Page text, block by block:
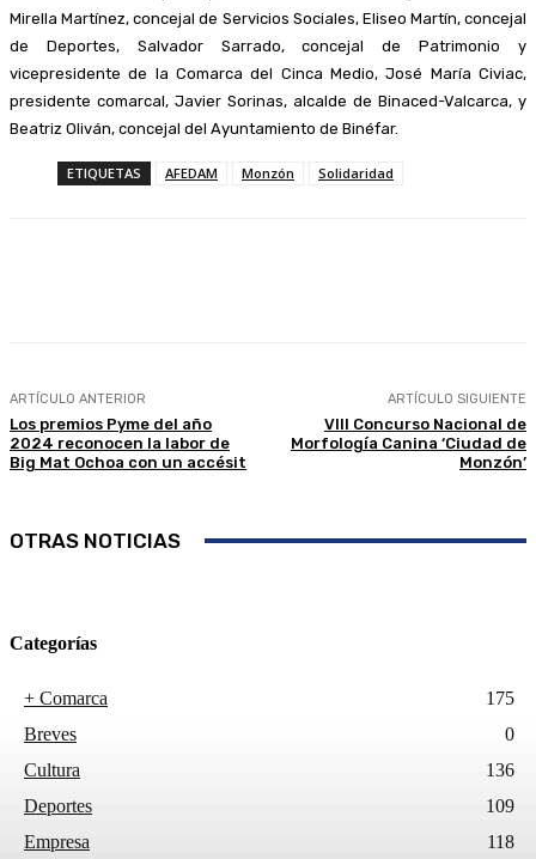
Mirella Martínez, concejal de Servicios Sociales, Eliseo Martín, concejal
de Deportes, Salvador Sarrado, concejal de Patrimonio y
vicepresidente de la Comarca del Cinca Medio, José María Civiac,
presidente comarcal, Javier Sorinas, alcalde de Binaced-Valcarca, y
Beatriz Oliván, concejal del Ayuntamiento de Binéfar.
ETIQUETAS AFEDAM Monzón Solidaridad
ARTÍCULO ANTERIOR
Los premios Pyme del año
2024 reconocen la labor de
Big Mat Ochoa con un accésit
ARTÍCULO SIGUIENTE
VIII Concurso Nacional de
Morfología Canina ‘Ciudad de
Monzón’
OTRAS NOTICIAS
Categorías
+ Comarca
175
Breves
0
Cultura
136
Deportes
109
Empresa
118